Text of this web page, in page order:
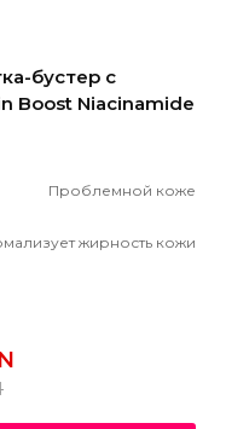
бустер с
Boost Niacinamide
Проблемной коже
жирность кожи